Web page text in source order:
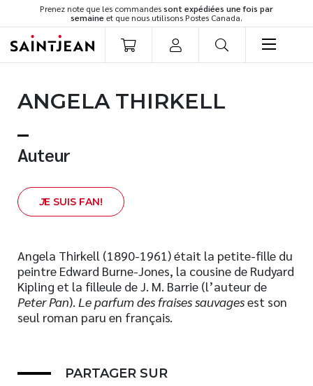
Prenez note que les commandessont expédiées une fois par
semaine et que nous utilisons Postes Canada.
Romans
Développement personnel
Spiritualité
Famille
Témoignages
Vie pratique
Finances
Livres audio
ANGELA THIRKELL
Auteur
JE SUIS FAN!
Angela Thirkell (1890-1961) était la petite-fille du
peintre Edward Burne-Jones, la cousine de Rudyard
Kipling et la filleule de J. M. Barrie (l’auteur de
Peter Pan). Le parfum des fraises sauvagesest son
seul roman paru en français.
PARTAGER SUR